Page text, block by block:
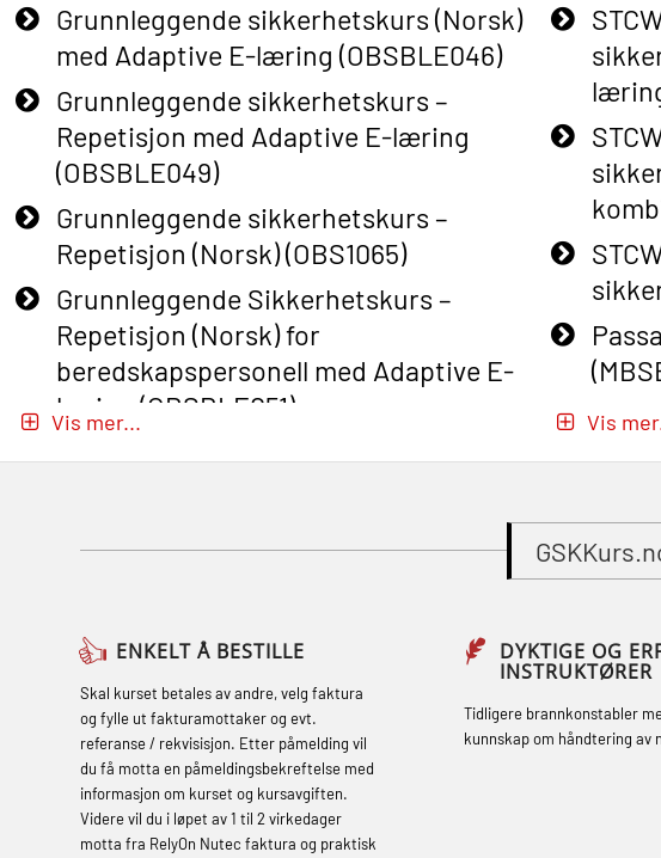
Grunnleggende sikkerhetskurs (Norsk)
med Adaptive E-læring (OBSBLE046)
Grunnleggende sikkerhetskurs –
Repetisjon med Adaptive E-læring
(OBSBLE049)
Grunnleggende sikkerhetskurs –
Repetisjon (Norsk) (OBS1065)
Grunnleggende Sikkerhetskurs –
Repetisjon (Norsk) for
beredskapspersonell med Adaptive E-
læring (OBSBLE051)
Basic Safety Training – Refresher
Course (English) (OBS1063)
Basic Safety Training – Refresher
Course (English) for emergency
response personnel with Adaptive E-
learning (OBSBLE050)
Vis mer... Vis
ENKELT Å BESTILLE
Skal kurset betales av andre, velg faktura
og fylle ut fakturamottaker og evt.
referanse / rekvisisjon. Etter påmelding vil
du få motta en påmeldingsbekreftelse med
informasjon om kurset og kursavgiften.
Videre vil du i løpet av 1 til 2 virkedager
motta fra RelyOn Nutec faktura og praktisk
DYKTIGE OG
INSTRUKTØRER
Tidligere brannkonstabler
kunnskap om håndtering av